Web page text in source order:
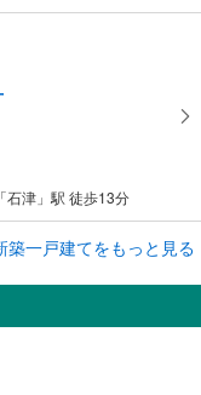
石津」駅 徒歩13分
分
築一戸建てをもっと見る